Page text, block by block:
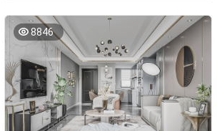
8846
预估我家工期